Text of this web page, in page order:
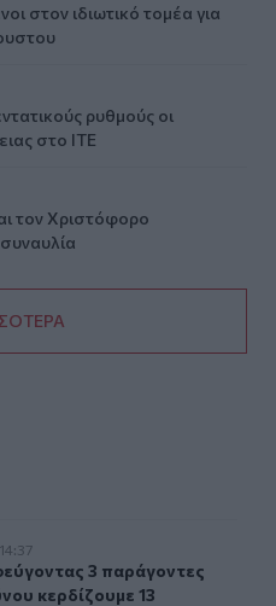
στον ιδιωτικό τομέα για
ρυθμούς οι
στο ΙΤΕ
τον Χριστόφορο
κινδύνου κερδίζουμε 13
14:37
3 παράγοντες
3 παράγοντες
κερδίζουμε 13